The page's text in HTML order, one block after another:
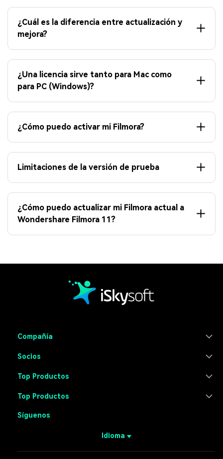
¿Cuál es la diferencia entre actualización y
mejora?
¿Una licencia sirve tanto para Mac como
para PC (Windows)?
¿Cómo puedo activar mi Filmora?
Limitaciones de la versión de prueba
¿Cómo puedo actualizar mi Filmora actual a
Wondershare Filmora 11?
Compañía
Socios
Top Productos
Top Productos
Síguenos
Idioma